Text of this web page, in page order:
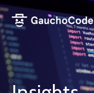
Pular
para
o
conteúdo